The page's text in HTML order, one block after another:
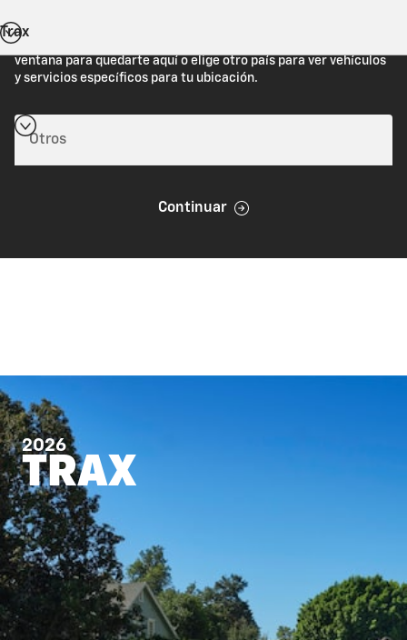
Estás viendo Chevrolet.com (Estados Unidos). Cierra esta
ventana para quedarte aquí o elige otro país para ver vehículos
y servicios específicos para tu ubicación.
Continuar
Trax
2026
TRAX